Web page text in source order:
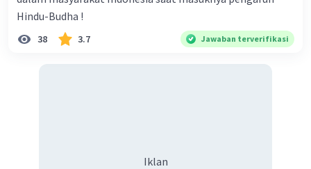
kreditor-kreditornya. Kreditor-kreditor Belanda, Inggris,
dan Prancis mulai menekan VOC untuk melunasi
utangnya. Ini memicu kebangkrutan perusahaan.
atas koloninya di Indonesia, yang kemudian dikenal
Hindu-Budha !
38 3.7 Jawaban terverifikasi
Iklan